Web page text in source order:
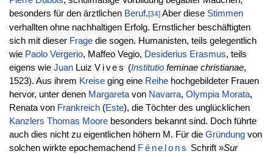
besonders für den ärztlichen Beruf. [34]Aber diese Stimmen
verhallten ohne nachhaltigen Erfolg. Ernstlicher beschäftigten
sich mit dieser Fragedie sogen. Humanisten, teils gelegentlich
wie Paolo Vergerio, Maffeo Vegio, Desiderius Erasmus, teils
eigens wie JuanLuiz Vives (Institutio feminae christianae,
1523). Aus ihrem Kreiseging eine Reihehochgebildeter Frauen
hervor, unter denen Margaretavon Navarra, Olympia Morata,
Renata von Frankreich(Este), die Töchter des unglücklichen
Kanzlers Thomas Moorebesonders bekannt sind. Doch führte
auch dies nicht zu eigentlichen höhern M. Für die Gründungvon
solchen wirkte epochemachend Fénelons Schrift »Sur